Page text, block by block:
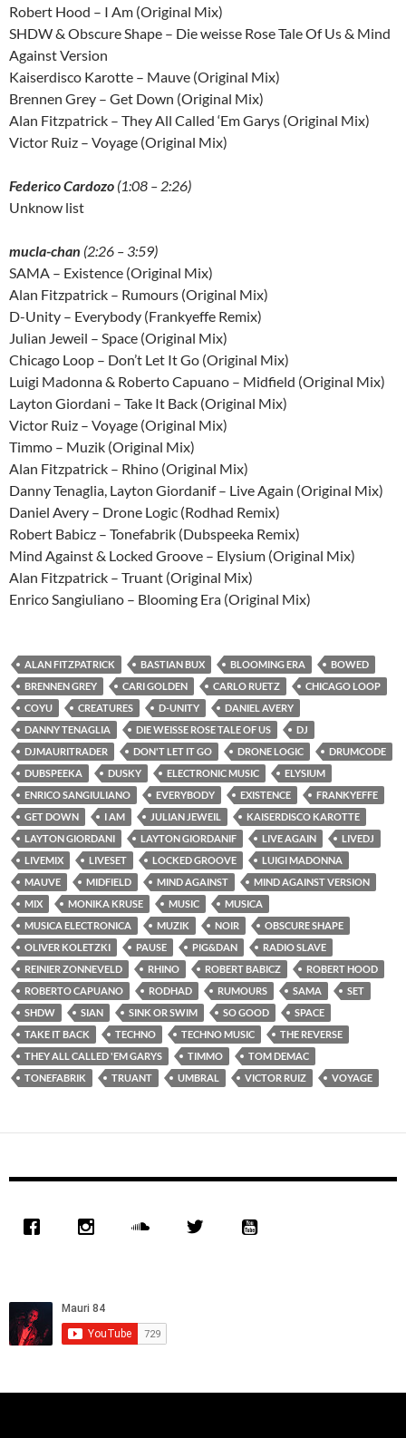
Robert Hood – I Am (Original Mix)
SHDW & Obscure Shape – Die weisse Rose Tale Of Us & Mind
Against Version
Kaiserdisco Karotte – Mauve (Original Mix)
Brennen Grey – Get Down (Original Mix)
Alan Fitzpatrick – They All Called ‘Em Garys (Original Mix)
Victor Ruiz – Voyage (Original Mix)
Federico Cardozo (1:08 – 2:26)
Unknow list
mucla-chan (2:26 – 3:59)
SAMA – Existence (Original Mix)
Alan Fitzpatrick – Rumours (Original Mix)
D-Unity – Everybody (Frankyeffe Remix)
Julian Jeweil – Space (Original Mix)
Chicago Loop – Don’t Let It Go (Original Mix)
Luigi Madonna & Roberto Capuano – Midfield (Original Mix)
Layton Giordani – Take It Back (Original Mix)
Victor Ruiz – Voyage (Original Mix)
Timmo – Muzik (Original Mix)
Alan Fitzpatrick – Rhino (Original Mix)
Danny Tenaglia, Layton Giordanif – Live Again (Original Mix)
Daniel Avery – Drone Logic (Rodhad Remix)
Robert Babicz – Tonefabrik (Dubspeeka Remix)
Mind Against & Locked Groove – Elysium (Original Mix)
Alan Fitzpatrick – Truant (Original Mix)
Enrico Sangiuliano – Blooming Era (Original Mix)
ALAN FITZPATRICK BASTIAN BUX BLOOMING ERA
BOWED
BRENNEN GREY
CARI GOLDEN CARLO RUETZ
CHICAGO LOOP
COYU
CREATURES D-UNITY
DANIEL AVERY
DANNY TENAGLIA
DIE WEISSE ROSE TALE OF US
DJ
DJMAURITRADER
DON'T LET IT GO DRONE LOGIC
DRUMCODE
DUBSPEEKA
DUSKY ELECTRONIC MUSIC
ELYSIUM
ENRICO SANGIULIANO
EVERYBODY EXISTENCE
FRANKYEFFE
GET DOWN
I AM JULIAN JEWEIL
KAISERDISCO KAROTTE
LAYTON GIORDANI
LAYTON GIORDANIF LIVE AGAIN
LIVEDJ
LIVEMIX
LIVESET LOCKED GROOVE
LUIGI MADONNA
MAUVE
MIDFIELD MIND AGAINST
MIND AGAINST VERSION
MIX
MONIKA KRUSE MUSIC
MUSICA
MUSICA ELECTRONICA
MUZIK NOIR
OBSCURE SHAPE
OLIVER KOLETZKI
PAUSE PIG&DAN
RADIO SLAVE
REINIER ZONNEVELD
RHINO ROBERT BABICZ
ROBERT HOOD
ROBERTO CAPUANO
RODHAD RUMOURS SAMA
SET
SHDW
SIAN SINK OR SWIM SO GOOD
SPACE
TAKE IT BACK
TECHNO TECHNO MUSIC
THE REVERSE
THEY ALL CALLED 'EM GARYS
TIMMO
TOM DEMAC
TONEFABRIK
TRUANT UMBRAL VICTOR RUIZ VOYAGE